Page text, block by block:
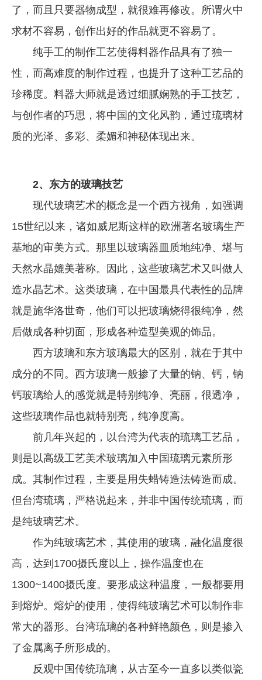
了，而且只要器物成型，就很难再修改。所谓火中
求材不容易，创作出好的作品就更不容易了。
纯手工的制作工艺使得料器作品具有了独一
性，而高难度的制作过程，也提升了这种工艺品的
珍稀度。料器大师就是透过细腻娴熟的手工技艺，
与创作者的巧思，将中国的文化风韵，通过琉璃材
质的光泽、多彩、柔媚和神秘体现出来。
2、东方的玻璃技艺
现代玻璃艺术的概念是一个西方视角，如强调
15世纪以来，诸如威尼斯这样的欧洲著名玻璃生产
基地的审美方式。那里以玻璃器皿质地纯净、堪与
天然水晶媲美著称。因此，这些玻璃艺术又叫做人
造水晶艺术。这类玻璃，在中国最具代表性的品牌
就是施华洛世奇，他们可以把玻璃烧得很纯净，然
后做成各种切面，形成各种造型美观的饰品。
西方玻璃和东方玻璃最大的区别，就在于其中
成分的不同。西方玻璃一般掺了大量的钠、钙，钠
钙玻璃给人的感觉就是特别纯净、亮丽，很透净，
这些玻璃作品也就特别亮，纯净度高。
前几年兴起的，以台湾为代表的琉璃工艺品，
则是以高级工艺美术玻璃加入中国琉璃元素所形
成。其制作过程，主要是用失蜡铸造法铸造而成。
但台湾琉璃，严格说起来，并非中国传统琉璃，而
是纯玻璃艺术。
作为纯玻璃艺术，其使用的玻璃，融化温度很
高，达到1700摄氏度以上，操作温度也在
1300~1400摄氏度。要形成这种温度，一般都要用
到熔炉。熔炉的使用，使得纯玻璃艺术可以制作非
常大的器形。台湾琉璃的各种鲜艳颜色，则是掺入
了金属离子所形成的。
反观中国传统琉璃，从古至今一直多以类似瓷